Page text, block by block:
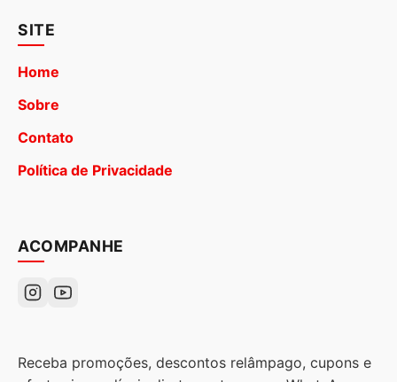
SITE
Home
Sobre
Contato
Política de Privacidade
ACOMPANHE
Receba promoções, descontos relâmpago, cupons e